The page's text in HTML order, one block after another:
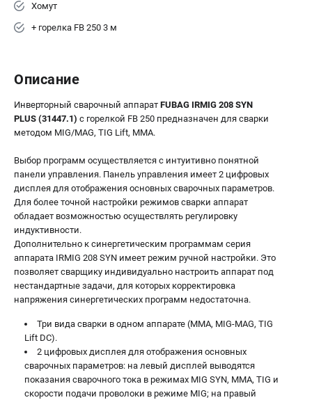
Хомут
+ горелка FB 250 3 м
Описание
Инверторный сварочный аппарат FUBAG IRMIG 208 SYN
PLUS (31447.1) c горелкой FB 250 предназначен для сварки
методом MIG/MAG, TIG Lift, MMA.
Выбор программ осуществляется с интуитивно понятной
панели управления. Панель управления имеет 2 цифровых
дисплея для отображения основных сварочных параметров.
Для более точной настройки режимов сварки аппарат
обладает возможностью осуществлять регулировку
индуктивности.
Дополнительно к синергетическим программам серия
аппарата IRMIG 208 SYN имеет режим ручной настройки. Это
позволяет сварщику индивидуально настроить аппарат под
нестандартные задачи, для которых корректировка
напряжения синергетических программ недостаточна.
Три вида сварки в одном аппарате (MMA, MIG-MAG, TIG
Lift DC).
2 цифровых дисплея для отображения основных
сварочных параметров: на левый дисплей выводятся
показания сварочного тока в режимах MIG SYN, MMA, TIG и
скорости подачи проволоки в режиме MIG; на правый